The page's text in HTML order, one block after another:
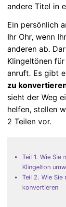
andere Titel in
Ein persönlich
Ihr Ohr, wenn
anderen ab.
Klingeltönen
anruft. Es gibt
zu
sieht der Weg
helfen, stellen
2 Teilen vor.
Teil 1. Wie Sie
Klingelton
Teil 2. Wie Sie
konvertieren